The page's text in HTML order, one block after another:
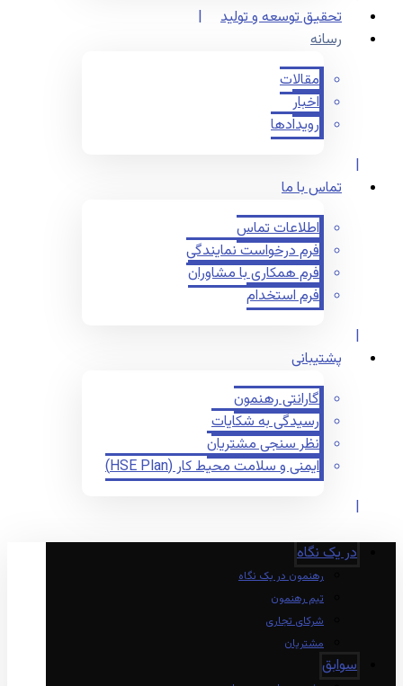
تحقیق توسعه و تولید
رسانه
مقالات
اخبار
رویدادها
تماس با ما
اطلاعات تماس
فرم درخواست نمایندگی
فرم همکاری با مشاوران
فرم استخدام
پشتیبانی
گارانتی رهنمون
رسیدگی به شکایات
نظر سنجی مشتریان
ایمنی و سلامت محیط کار (HSE Plan)
در یک نگاه
رهنمون در یک نگاه
تیم رهنمون
شرکای تجاری
مشتریان
سوابق